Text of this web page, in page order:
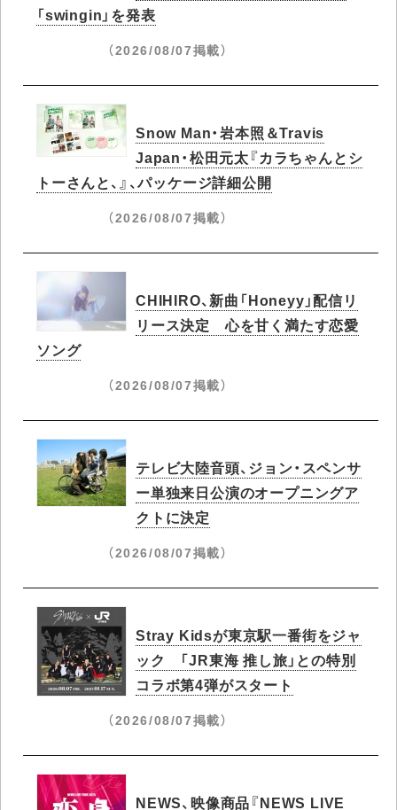
「swingin」を発表
（2026/08/07掲載）
Snow Man・岩本照＆Travis
Japan・松田元太『カラちゃんとシ
トーさんと、』、パッケージ詳細公開
（2026/08/07掲載）
CHIHIRO、新曲「Honeyy」配信リ
リース決定 心を甘く満たす恋愛
ソング
（2026/08/07掲載）
テレビ大陸音頭、ジョン・スペンサ
ー単独来日公演のオープニングア
クトに決定
（2026/08/07掲載）
Stray Kidsが東京駅一番街をジャ
ック 「JR東海 推し旅」との特別
コラボ第4弾がスタート
（2026/08/07掲載）
NEWS、映像商品『NEWS LIVE